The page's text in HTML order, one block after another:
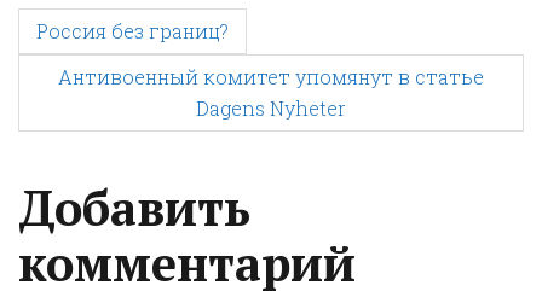
P
o
s
t
Россия без границ?
Антивоенный комитет упомянут в статье
Dagens Nyheter
Добавить
комментарий